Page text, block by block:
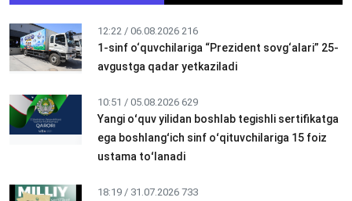
12:22 / 06.08.2026 216
1-sinf o‘quvchilariga “Prezident sovg‘alari” 25-
avgustga qadar yetkaziladi
10:51 / 05.08.2026 629
Yangi oʻquv yilidan boshlab tegishli sertifikatga
ega boshlangʻich sinf oʻqituvchilariga 15 foiz
ustama toʻlanadi
18:19 / 31.07.2026 733